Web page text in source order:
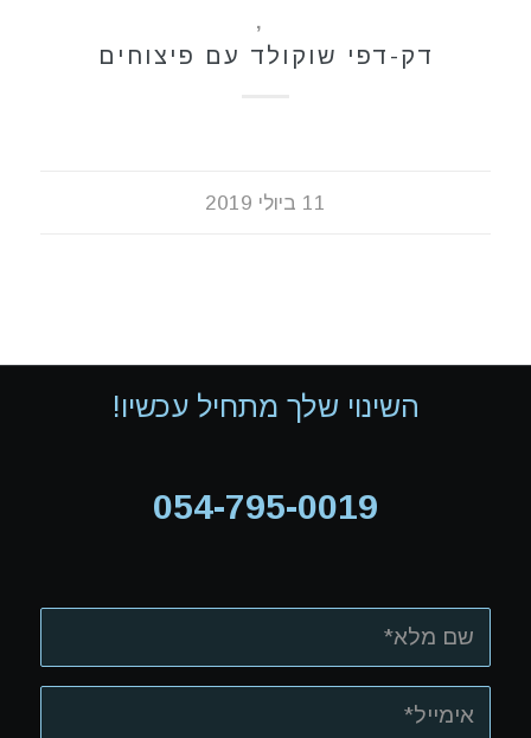
,
דק-דפי שוקולד עם פיצוחים
11 ביולי 2019
השינוי שלך מתחיל עכשיו!
054-795-0019